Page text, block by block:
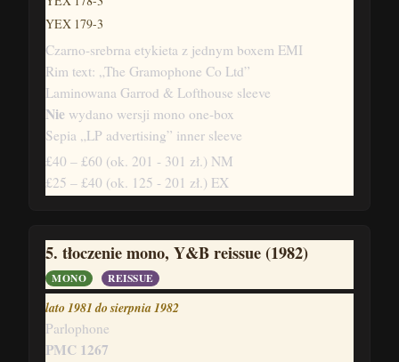
YEX 179-3
Czarno-srebrna etykieta z jednym boxem EMI
Rim text: „The Gramophone Co Ltd”
Laminowana Garrod & Lofthouse sleeve
Nie wydano wersji mono one-box
Sepia „LP advertising” inner sleeve
£40 – £60 (ok. 201 - 301 zł.) NM
£25 – £40 (ok. 125 - 201 zł.) EX
5. tłoczenie mono, Y&B reissue (1982)
MONO REISSUE
lato 1981 do sierpnia 1982
Parlophone
PMC 1267